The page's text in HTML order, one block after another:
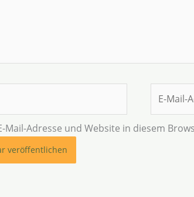
Mail-
Adresse*
Mail-Adresse und Website in diesem